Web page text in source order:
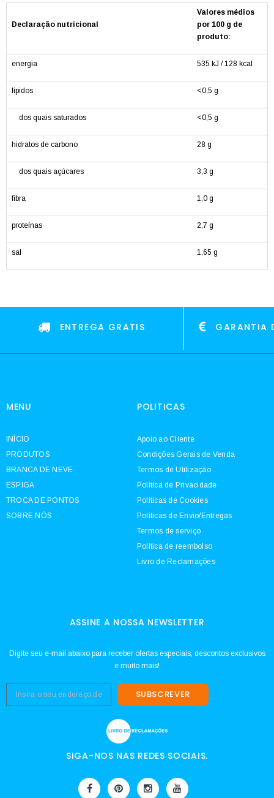
Declaração nutricional
Valores médios
por 100 g de
produto:
energia 535 kJ / 128 kcal
lípidos <0,5 g
dos quais saturados <0,5 g
hidratos de carbono 28 g
dos quais açúcares 3,3 g
fibra 1,0 g
proteínas 2,7 g
sal 1,65 g
ENTREGA GRATIS GARANTIA
MENU
INÍCIO
PRODUTOS
BRANCA DE NEVE
ESPIGA
TROCA DE PONTOS
SOBRE NÓS
POLITICAS
Apoio ao Cliente
Condições Gerais de Venda
Termos de Utilização
Política de Privacidade
Políticas de Cookies
Políticas de Envio/Entregas
Termos de serviço
Política de reembolso
Livro de Reclamações
ASSINE A NOSSA NEWSLETTER
Digite seu e-mail abaixo para receber ofertas especiais, descontos exclusivos
e muito mais!
SUBSCREVER
SIGA-NOS NAS REDES SOCIAIS.